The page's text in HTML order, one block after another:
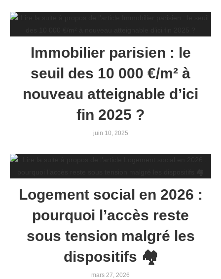
Immobilier parisien : le
seuil des 10 000 €/m² à
nouveau atteignable d’ici
fin 2025 ?
juin 10, 2025
Logement social en 2026 :
pourquoi l’accès reste
sous tension malgré les
dispositifs 🏘️
mars 27, 2026